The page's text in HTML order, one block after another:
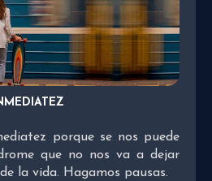
porque se nos puede
que no nos va a dejar
la vida. Hagamos pausas.